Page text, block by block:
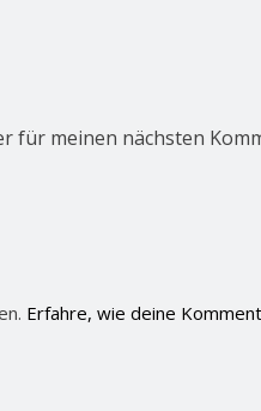
für meinen nächsten
Erfahre, wie deine